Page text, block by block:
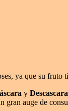
ya que su
y
gran auge de